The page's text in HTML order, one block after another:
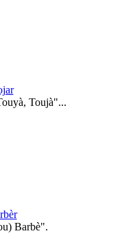
Toujà"...
Barbè".